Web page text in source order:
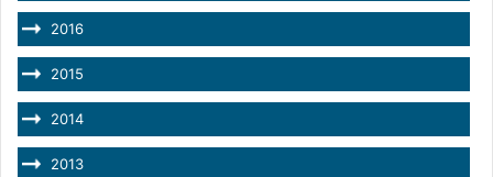
2016
2015
2014
2013